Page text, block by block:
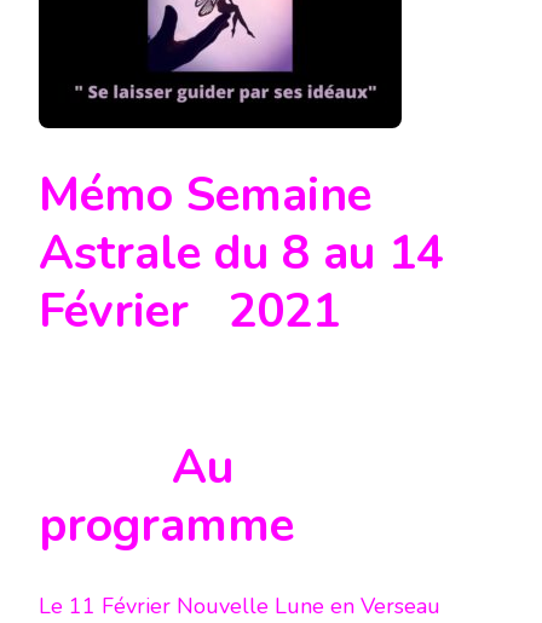
Mémo Semaine
Astrale du 8 au 14
Février 2021
Au
programme
Le 11 Février Nouvelle Lune en Verseau